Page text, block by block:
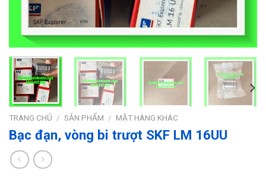
TRANG CHỦ / SẢN PHẨM / MẶT HÀNG KHÁC
Bạc đạn, vòng bi trượt SKF LM 16UU